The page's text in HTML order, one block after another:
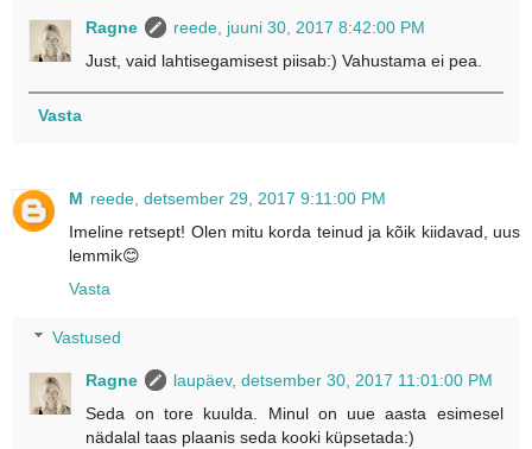
Ragne
reede, juuni 30, 2017 8:42:00 PM
Just, vaid lahtisegamisest piisab:) Vahustama ei pea.
Vasta
M reede, detsember 29, 2017 9:11:00 PM
Imeline retsept! Olen mitu korda teinud ja kõik kiidavad, uus
lemmik😊
Vasta
Vastused
Ragne
laupäev, detsember 30, 2017 11:01:00 PM
Seda on tore kuulda. Minul on uue aasta esimesel
nädalal taas plaanis seda kooki küpsetada:)